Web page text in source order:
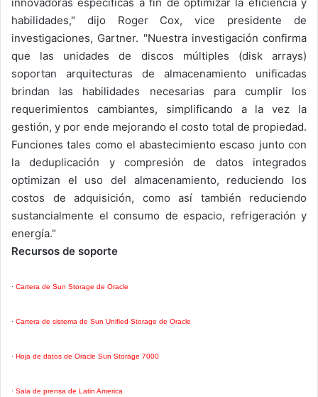
innovadoras específicas a fin de optimizar la eficiencia y
habilidades," dijo Roger Cox, vice presidente de
investigaciones, Gartner. "Nuestra investigación confirma
que las unidades de discos múltiples (disk arrays)
soportan arquitecturas de almacenamiento unificadas
brindan las habilidades necesarias para cumplir los
requerimientos cambiantes, simplificando a la vez la
gestión, y por ende mejorando el costo total de propiedad.
Funciones tales como el abastecimiento escaso junto con
la deduplicación y compresión de datos integrados
optimizan el uso del almacenamiento, reduciendo los
costos de adquisición, como así también reduciendo
sustancialmente el consumo de espacio, refrigeración y
energía."
Recursos de soporte
· Cartera de Sun Storage de Oracle
· Cartera de sistema de Sun Unified Storage de Oracle
· Hoja de datos de Oracle Sun Storage 7000
· Sala de prensa de Latin America